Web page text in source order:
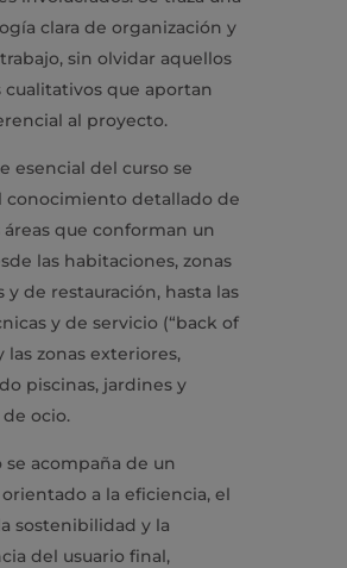
clara de organización y
sin olvidar aquellos
cualitativos que aportan
al proyecto.
esencial del curso se
conocimiento detallado de
áreas que conforman un
las habitaciones, zonas
y de restauración, hasta las
y de servicio (“backof
las zonas exteriores,
piscinas, jardines y
ocio.
se acompaña de un
a la eficiencia, el
sostenibilidad y la
del usuario final,